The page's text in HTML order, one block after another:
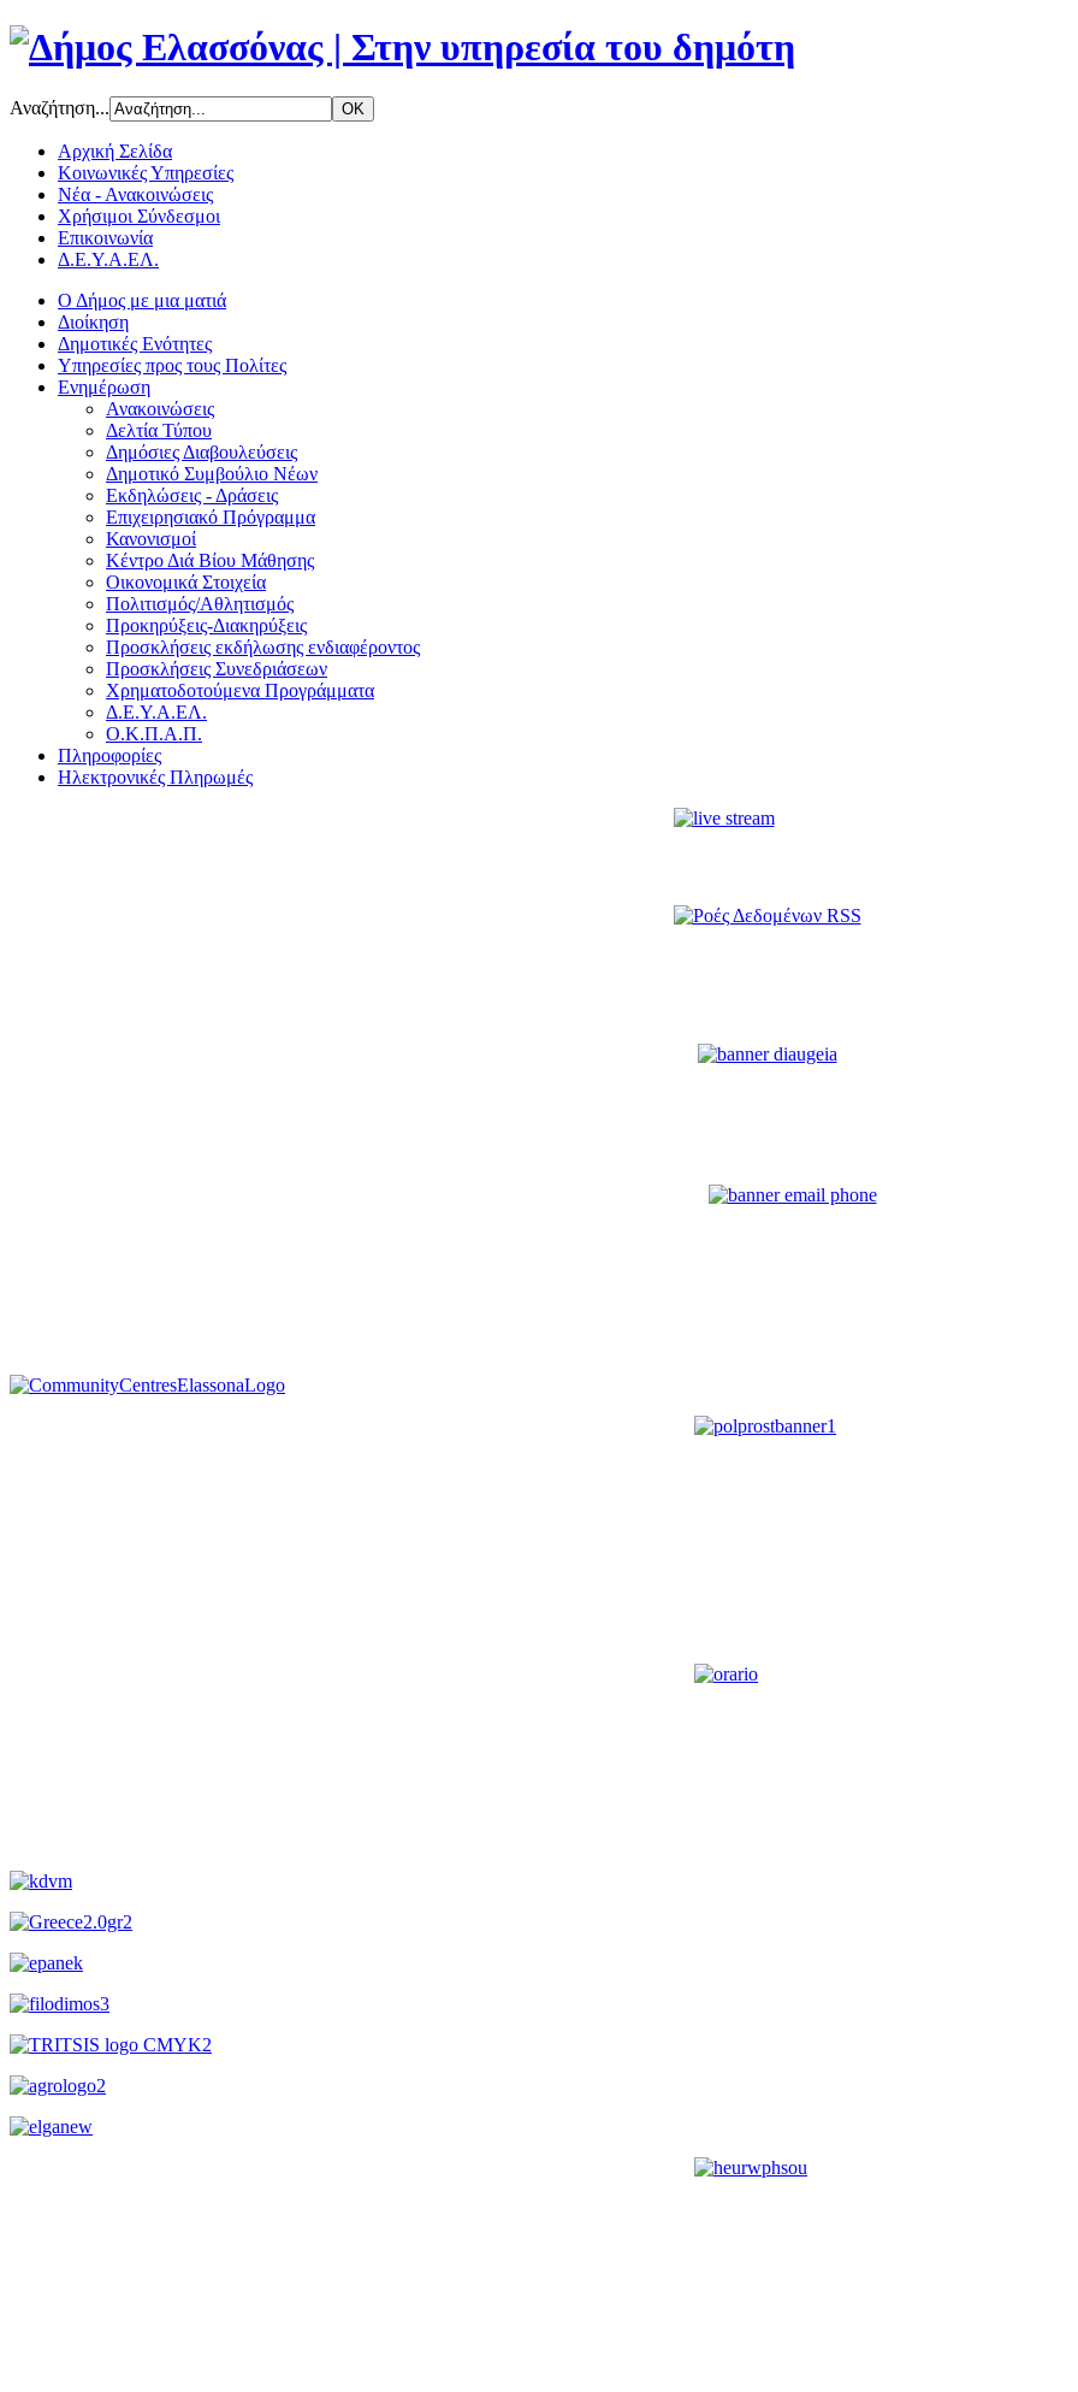
Αναζήτηση...
Αρχική Σελίδα
Κοινωνικές Υπηρεσίες
Νέα - Ανακοινώσεις
Χρήσιμοι Σύνδεσμοι
Επικοινωνία
Δ.Ε.Υ.Α.ΕΛ.
Ο Δήμος με μια ματιά
Διοίκηση
Δημοτικές Ενότητες
Υπηρεσίες προς τους Πολίτες
Ενημέρωση
Ανακοινώσεις
Δελτία Τύπου
Δημόσιες Διαβουλεύσεις
Δημοτικό Συμβούλιο Νέων
Εκδηλώσεις - Δράσεις
Επιχειρησιακό Πρόγραμμα
Κανονισμοί
Κέντρο Διά Βίου Μάθησης
Οικονομικά Στοιχεία
Πολιτισμός/Αθλητισμός
Προκηρύξεις-Διακηρύξεις
Προσκλήσεις εκδήλωσης ενδιαφέροντος
Προσκλήσεις Συνεδριάσεων
Χρηματοδοτούμενα Προγράμματα
Δ.Ε.Υ.Α.ΕΛ.
Ο.Κ.Π.Α.Π.
Πληροφορίες
Ηλεκτρονικές Πληρωμές